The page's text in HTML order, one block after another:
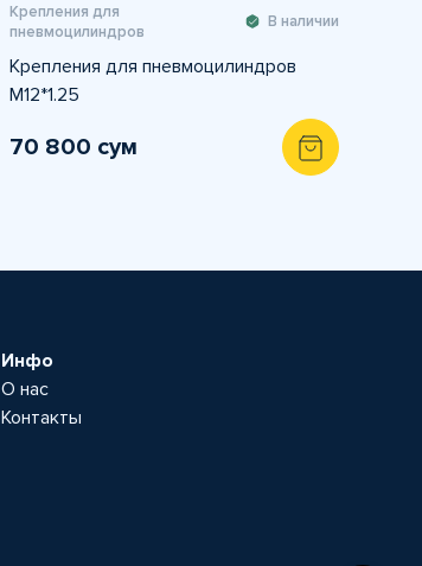
Крепления для
пневмоцилиндров
В наличии
Крепления для пневмоцилиндров
M12*1.25
70 800 сум
Инфо
О нас
Контакты